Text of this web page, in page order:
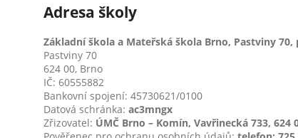
Adresa školy
Základní škola a Mateřská škola Brno, Pastviny
Pastviny 70
624 00, Brno
IČ: 60555882
Bankovní spojení: 45730621/0100
Datová schránka: ac3mngx
Zřizovatel: ÚMČ Brno – Komín, Vavřinecká 733, 624